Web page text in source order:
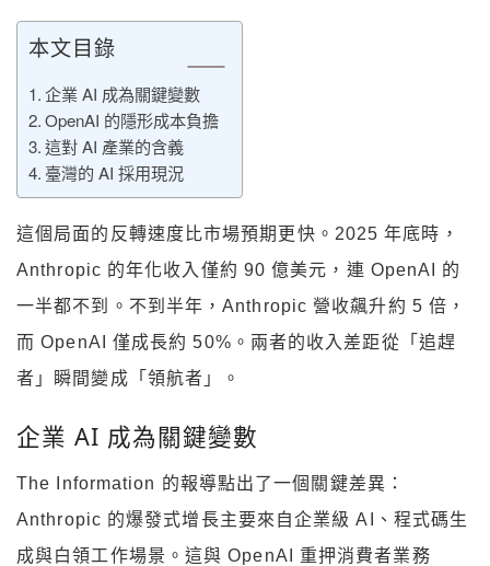
本文目錄
企業 AI 成為關鍵變數
OpenAI 的隱形成本負擔
這對 AI 產業的含義
臺灣的 AI 採用現況
這個局面的反轉速度比市場預期更快。2025 年底時，
Anthropic 的年化收入僅約 90 億美元，連 OpenAI 的
一半都不到。不到半年，Anthropic 營收飆升約 5 倍，
而 OpenAI 僅成長約 50%。兩者的收入差距從「追趕
者」瞬間變成「領航者」。
企業 AI 成為關鍵變數
The Information 的報導點出了一個關鍵差異：
Anthropic 的爆發式增長主要來自企業級 AI、程式碼生
成與白領工作場景。這與 OpenAI 重押消費者業務